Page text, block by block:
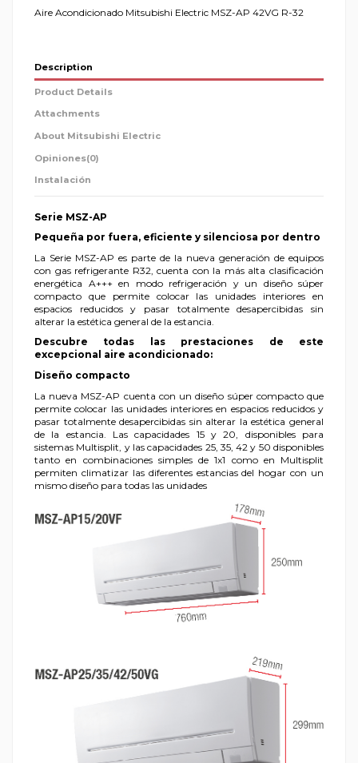
Aire Acondicionado Mitsubishi Electric MSZ-AP 42VG R-32
Description
Product Details
Attachments
About Mitsubishi Electric
Opiniones(0)
Instalación
Serie MSZ-AP
Pequeña por fuera, eficiente y silenciosa por dentro
La Serie MSZ-AP es parte de la nueva generación de equipos
con gas refrigerante R32, cuenta con la más alta clasificación
energética A+++ en modo refrigeración y un diseño súper
compacto que permite colocar las unidades interiores en
espacios reducidos y pasar totalmente desapercibidas sin
alterar la estética general de la estancia.
Descubre todas las prestaciones de este
excepcional aire acondicionado:
Diseño compacto
La nueva MSZ-AP cuenta con un diseño súper compacto que
permite colocar las unidades interiores en espacios reducidos y
pasar totalmente desapercibidas sin alterar la estética general
de la estancia. Las capacidades 15 y 20, disponibles para
sistemas Multisplit, y las capacidades 25, 35, 42 y 50 disponibles
tanto en combinaciones simples de 1x1 como en Multisplit
permiten climatizar las diferentes estancias del hogar con un
mismo diseño para todas las unidades